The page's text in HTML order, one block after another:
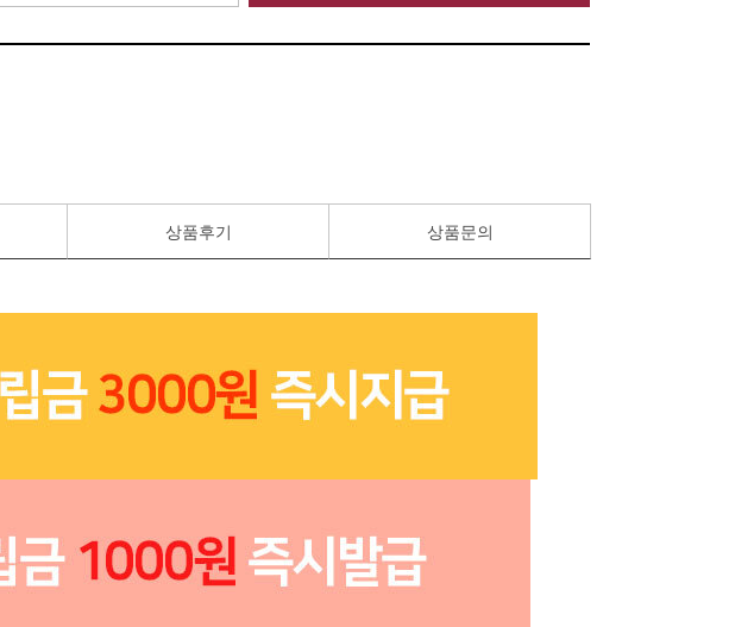
상품후기 상품문의